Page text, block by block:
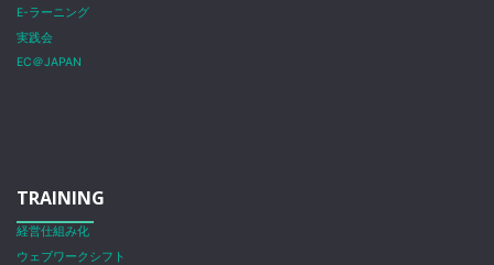
E-ラーニング
実践会
EC＠JAPAN
TRAINING
経営仕組み化
ウェブワークシフト